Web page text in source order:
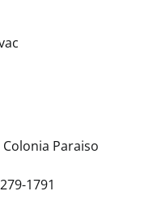
Paraiso
1791